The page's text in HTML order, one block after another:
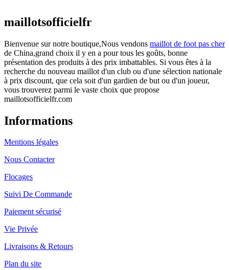
maillotsofficielfr
Bienvenue sur notre boutique,Nous vendons maillot de foot pas cher
de China,grand choix il y en a pour tous les goûts, bonne
présentation des produits à des prix imbattables. Si vous êtes à la
recherche du nouveau maillot d'un club ou d'une sélection nationale
à prix discount, que cela soit d'un gardien de but ou d'un joueur,
vous trouverez parmi le vaste choix que propose
maillotsofficielfr.com
Informations
Mentions légales
Nous Contacter
Flocages
Suivi De Commande
Paiement sécurisé
Vie Privée
Livraisons & Retours
Plan du site